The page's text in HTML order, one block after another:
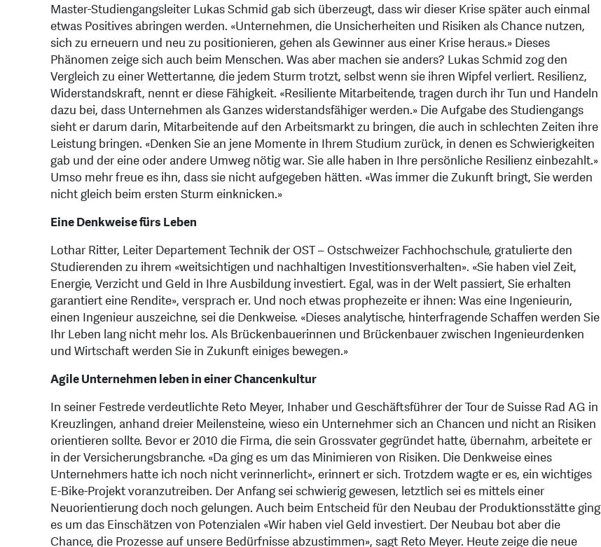
Master-Studiengangsleiter Lukas Schmid gab sich überzeugt, dass wir dieser Krise später auch einmal
etwas Positives abringen werden. «Unternehmen, die Unsicherheiten und Risiken als Chance nutzen,
sich zu erneuern und neu zu positionieren, gehen als Gewinner aus einer Krise heraus.» Dieses
Phänomen zeige sich auch beim Menschen. Was aber machen sie anders? Lukas Schmid zog den
Vergleich zu einer Wettertanne, die jedem Sturm trotzt, selbst wenn sie ihren Wipfel verliert. Resilienz,
Widerstandskraft, nennt er diese Fähigkeit. «Resiliente Mitarbeitende, tragen durch ihr Tun und Handeln
dazu bei, dass Unternehmen als Ganzes widerstandsfähiger werden.» Die Aufgabe des Studiengangs
sieht er darum darin, Mitarbeitende auf den Arbeitsmarkt zu bringen, die auch in schlechten Zeiten ihre
Leistung bringen. «Denken Sie an jene Momente in Ihrem Studium zurück, in denen es Schwierigkeiten
gab und der eine oder andere Umweg nötig war. Sie alle haben in Ihre persönliche Resilienz einbezahlt.»
Umso mehr freue es ihn, dass sie nicht aufgegeben hätten. «Was immer die Zukunft bringt, Sie werden
nicht gleich beim ersten Sturm einknicken.»
Eine Denkweise fürs Leben
Lothar Ritter, Leiter Departement Technik der OST – Ostschweizer Fachhochschule, gratulierte den
Studierenden zu ihrem «weitsichtigen und nachhaltigen Investitionsverhalten». «Sie haben viel Zeit,
Energie, Verzicht und Geld in Ihre Ausbildung investiert. Egal, was in der Welt passiert, Sie erhalten
garantiert eine Rendite», versprach er. Und noch etwas prophezeite er ihnen: Was eine Ingenieurin,
einen Ingenieur auszeichne, sei die Denkweise. «Dieses analytische, hinterfragende Schaffen werden Sie
Ihr Leben lang nicht mehr los. Als Brückenbauerinnen und Brückenbauer zwischen Ingenieurdenken
und Wirtschaft werden Sie in Zukunft einiges bewegen.»
Agile Unternehmen leben in einer Chancenkultur
In seiner Festrede verdeutlichte Reto Meyer, Inhaber und Geschäftsführer der Tour de Suisse Rad AG in
Kreuzlingen, anhand dreier Meilensteine, wieso ein Unternehmer sich an Chancen und nicht an Risiken
orientieren sollte. Bevor er 2010 die Firma, die sein Grossvater gegründet hatte, übernahm, arbeitete er
in der Versicherungsbranche. «Da ging es um das Minimieren von Risiken. Die Denkweise eines
Unternehmers hatte ich noch nicht verinnerlicht», erinnert er sich. Trotzdem wagte er es, ein wichtiges
E-Bike-Projekt voranzutreiben. Der Anfang sei schwierig gewesen, letztlich sei es mittels einer
Neuorientierung doch noch gelungen. Auch beim Entscheid für den Neubau der Produktionsstätte ging
es um das Einschätzen von Potenzialen «Wir haben viel Geld investiert. Der Neubau bot aber die
Chance, die Prozesse auf unsere Bedürfnisse abzustimmen», sagt Reto Meyer. Heute zeige die neue